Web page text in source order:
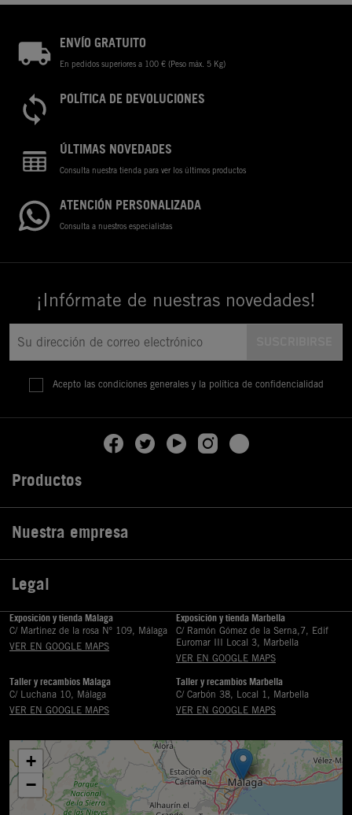
ENVÍO GRATUITO
En pedidos superiores a 100 € (Peso máx. 5 Kg)
POLÍTICA DE DEVOLUCIONES
ÚLTIMAS NOVEDADES
Consulta nuestra tienda para ver los últimos productos
ATENCIÓN PERSONALIZADA
Consulta a nuestros especialistas
¡Infórmate de nuestras novedades!
Acepto las condiciones generales y la política de confidencialidad
Productos
Nuestra empresa
Legal
Exposición y tienda Málaga
C/ Martinez de la rosa Nº 109, Málaga
VER EN GOOGLE MAPS
Exposición y tienda Marbella
C/ Ramón Gómez de la Serna,7, Edif
Euromar III Local 3, Marbella
VER EN GOOGLE MAPS
Taller y recambios Málaga
C/ Luchana 10, Málaga
VER EN GOOGLE MAPS
Taller y recambios Marbella
C/ Carbón 38, Local 1, Marbella
VER EN GOOGLE MAPS
+
−